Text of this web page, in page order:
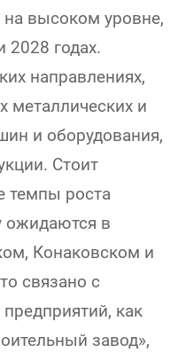
на высоком уровне,
2028 годах.
направлениях,
металлических и
и оборудования,
Стоит
темпы роста
ожидаются в
Конаковском и
связано с
как
завод»,